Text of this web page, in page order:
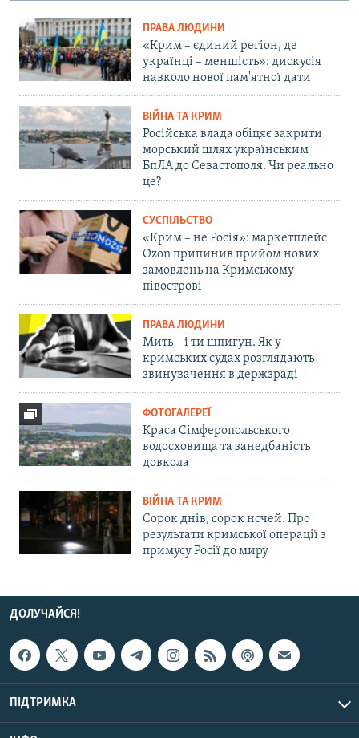
ПРАВА ЛЮДИНИ
«Крим – єдиний регіон, де
українці – меншість»: дискусія
навколо нової пам'ятної дати
ВІЙНА ТА КРИМ
Російська влада обіцяє закрити
морський шлях українським
БпЛА до Севастополя. Чи реально
це?
СУСПІЛЬСТВО
«Крим – не Росія»: маркетплейс
Ozon припинив прийом нових
замовлень на Кримському
півострові
ПРАВА ЛЮДИНИ
Мить – і ти шпигун. Як у
кримських судах розглядають
звинувачення в держзраді
ФОТОГАЛЕРЕЇ
Краса Сімферопольського
водосховища та занедбаність
довкола
ВІЙНА ТА КРИМ
Сорок днів, сорок ночей. Про
результати кримської операції з
примусу Росії до миру
ДОЛУЧАЙСЯ!
ПІДТРИМКА